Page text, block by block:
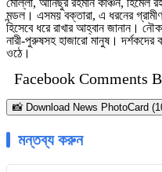
মোল্লা, আনিছুর রহমান কাঞ্চন, হিমেল
মন্ডল। এসময় বক্তারা, এ ধরনের
হিসেবে ধরে রাখার আহ্বান জানান।
নারী-পুরুষসহ হাজারো মানুষ।
ওঠে।
Facebook Comments
📸 Download News PhotoCard
মন্তব্য করুন